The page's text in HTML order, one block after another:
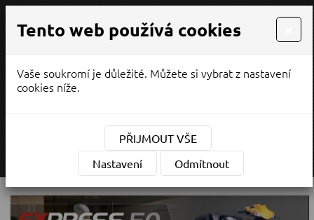
PRODEJ / SERVIS
Měna:(CZK)
MENU
Tento web používá cookies
Vaše soukromí je důležité. Můžete si vybrat z nastavení
cookies níže.
PŘIJMOUT VŠE
Nastavení
Odmítnout